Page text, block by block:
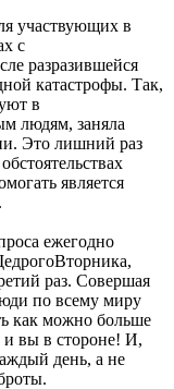
участвующих в
с
разразившейся
катастрофы. Так,
в
людям, заняла
Это лишний раз
является
ежегодно
раз. Совершая
по всему миру
как можно больше
и вы в стороне! И,
день, а не